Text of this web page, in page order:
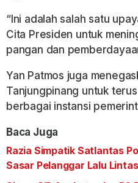
“Ini adalah salah satu
Cita Presiden untuk
pangan dan
Yan Patmos juga
Tanjungpinang untuk
berbagai instansi
Baca Juga
Razia Simpatik Satlantas
Sasar Pelanggar Lalu